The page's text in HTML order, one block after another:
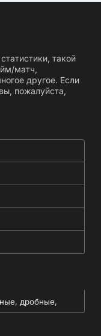
такой
матч,
другое. Если
пожалуйста,
дробные,